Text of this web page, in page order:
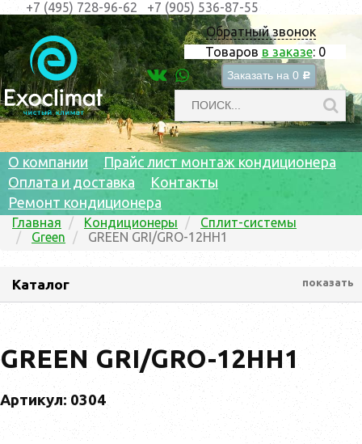
Обратный звонок
Товаров в заказе: 0
Заказать на 0 c
+7 (495) 728-96-62 +7 (905) 536-87-55
О компании
Прайс лист монтаж кондиционера
Оплата и доставка
Контакты
Ремонт кондиционера
Главная Кондиционеры
Сплит-системы
Green
GREEN GRI/GRO-12HH1
Каталог показать
GREEN GRI/GRO-12HH1
Артикул: 0304